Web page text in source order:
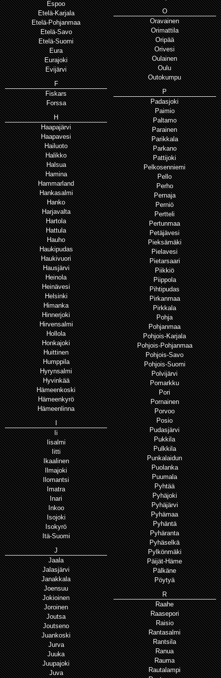
Espoo
Etelä-Karjala
Etelä-Pohjanmaa
Etelä-Savo
Etelä-Suomi
Eura
Eurajoki
Evijärvi
F
Fiskars
Forssa
H
Haapajärvi
Haapavesi
Hailuoto
Halikko
Halsua
Hamina
Hammarland
Hankasalmi
Hanko
Harjavalta
Hartola
Hattula
Hauho
Haukipudas
Haukivuori
Hausjärvi
Heinola
Heinävesi
Helsinki
Himanka
Hinnerjoki
Hirvensalmi
Hollola
Honkajoki
Huittinen
Humppila
Hyrynsalmi
Hyvinkää
Hämeenkoski
Hämeenkyrö
Hämeenlinna
I
Ii
Iisalmi
Iitti
Ikaalinen
Ilmajoki
Ilomantsi
Imatra
Inari
Inkoo
Isojoki
Isokyrö
Itä-Suomi
J
Jaala
Jalasjärvi
Janakkala
Joensuu
Jokioinen
Joroinen
Joutsa
Joutseno
Juankoski
Jurva
Juuka
Juupajoki
Juva
O
Oravainen
Orimattila
Oripää
Orivesi
Oulainen
Oulu
Outokumpu
P
Padasjoki
Paimio
Paltamo
Parainen
Parikkala
Parkano
Pattijoki
Pelkosenniemi
Pello
Perho
Pernaja
Perniö
Pertteli
Pertunmaa
Petäjävesi
Pieksämäki
Pielavesi
Pietarsaari
Piikkiö
Piippola
Pihtipudas
Pirkanmaa
Pirkkala
Pohja
Pohjanmaa
Pohjois-Karjala
Pohjois-Pohjanmaa
Pohjois-Savo
Pohjois-Suomi
Polvijärvi
Pomarkku
Pori
Pornainen
Porvoo
Posio
Pudasjärvi
Pukkila
Pulkkila
Punkalaidun
Puolanka
Puumala
Pyhtää
Pyhäjoki
Pyhäjärvi
Pyhämaa
Pyhäntä
Pyhäranta
Pyhäselkä
Pylkönmäki
Päijät-Häme
Pälkäne
Pöytyä
R
Raahe
Raasepori
Raisio
Rantasalmi
Rantsila
Ranua
Rauma
Rautalampi